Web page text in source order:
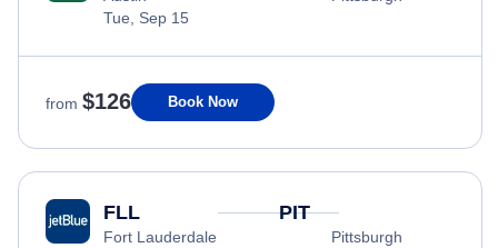
Tue, Sep 15
from $126 Book Now
FLL
Fort Lauderdale
PIT
Pittsburgh